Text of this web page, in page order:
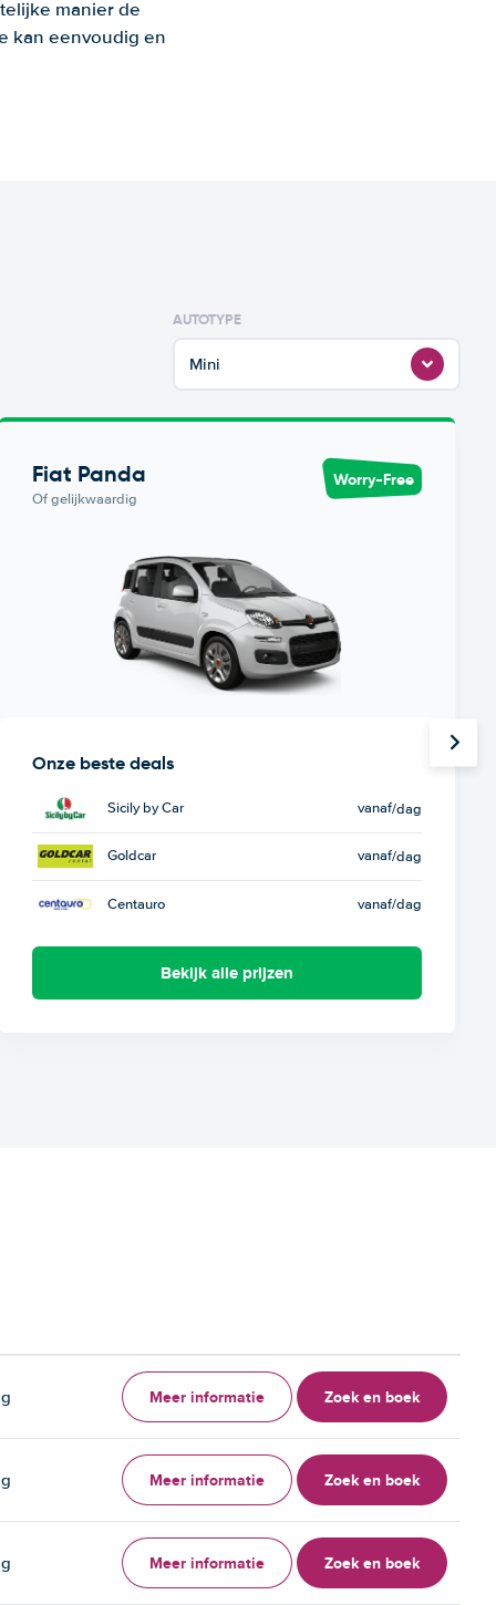
manier de
kan eenvoudig en
AUTOTYPE
Mini
Fiat Panda
Of gelijkwaardig
Worry-Free
Onze beste deals
Sicily by Car vanaf/dag
Goldcar vanaf/dag
Centauro vanaf/dag
Bekijk alle prijzen
Meer informatie Zoek en boek
Meer informatie Zoek en boek
Meer informatie Zoek en boek